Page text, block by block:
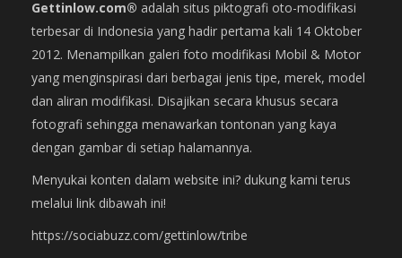
Gettinlow.com® adalah situs piktografi oto-modifikasi
terbesar di Indonesia yang hadir pertama kali 14 Oktober
2012. Menampilkan galeri foto modifikasi Mobil & Motor
yang menginspirasi dari berbagai jenis tipe, merek, model
dan aliran modifikasi. Disajikan secara khusus secara
fotografi sehingga menawarkan tontonan yang kaya
dengan gambar di setiap halamannya.
Menyukai konten dalam website ini? dukung kami terus
melalui link dibawah ini!
https://sociabuzz.com/gettinlow/tribe